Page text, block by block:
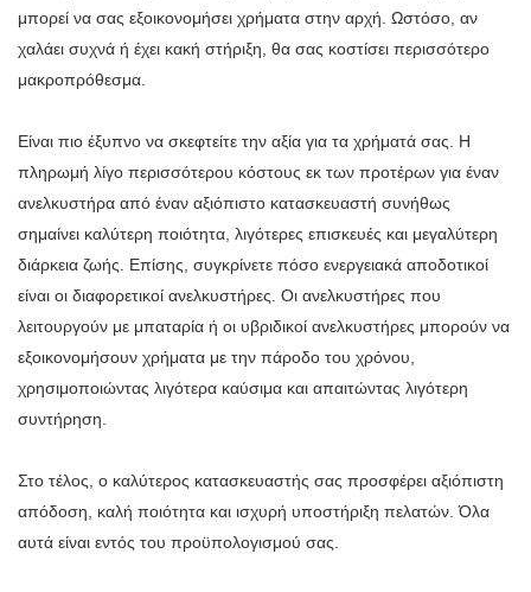
μπορεί να σας εξοικονομήσει χρήματα στην αρχή. Ωστόσο, αν
χαλάει συχνά ή έχει κακή στήριξη, θα σας κοστίσει περισσότερο
μακροπρόθεσμα.
Είναι πιο έξυπνο να σκεφτείτε την αξία για τα χρήματά σας. Η
πληρωμή λίγο περισσότερου κόστους εκ των προτέρων για έναν
ανελκυστήρα από έναν αξιόπιστο κατασκευαστή συνήθως
σημαίνει καλύτερη ποιότητα, λιγότερες επισκευές και μεγαλύτερη
διάρκεια ζωής. Επίσης, συγκρίνετε πόσο ενεργειακά αποδοτικοί
είναι οι διαφορετικοί ανελκυστήρες. Οι ανελκυστήρες που
λειτουργούν με μπαταρία ή οι υβριδικοί ανελκυστήρες μπορούν να
εξοικονομήσουν χρήματα με την πάροδο του χρόνου,
χρησιμοποιώντας λιγότερα καύσιμα και απαιτώντας λιγότερη
συντήρηση.
Στο τέλος, ο καλύτερος κατασκευαστής σας προσφέρει αξιόπιστη
απόδοση, καλή ποιότητα και ισχυρή υποστήριξη πελατών. Όλα
αυτά είναι εντός του προϋπολογισμού σας.